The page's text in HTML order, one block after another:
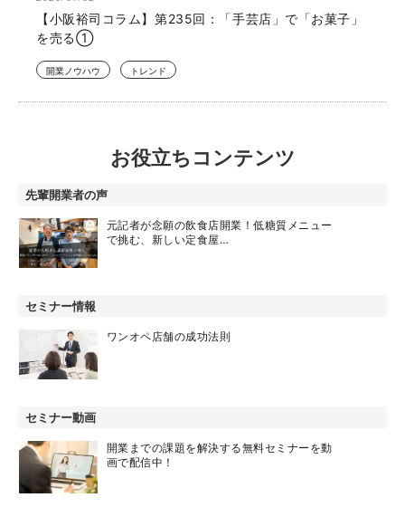
【小阪裕司コラム】第235回：「手芸店」で「お菓子」
を売る①
開業ノウハウ トレンド
お役立ちコンテンツ
先輩開業者の声
元記者が念願の飲食店開業！低糖質メニュー
で挑む、新しい定食屋…
セミナー情報
ワンオペ店舗の成功法則
セミナー動画
開業までの課題を解決する無料セミナーを動
画で配信中！